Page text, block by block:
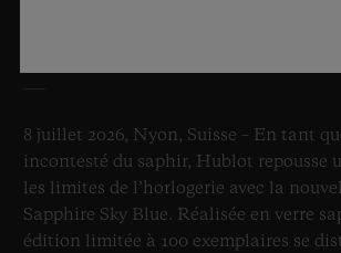
8 juillet 2026, Nyon, Suisse – En tant
incontesté du saphir, Hublot repousse
les limites de l’horlogerie avec la
Sapphire Sky Blue. Réalisée en verre
édition limitée à 100 exemplaires se